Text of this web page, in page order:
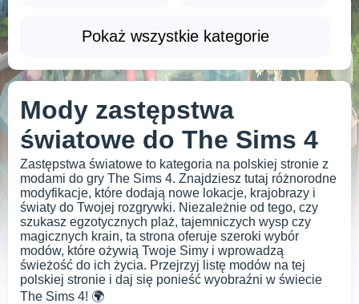
Pokaż wszystkie kategorie
Mody zastępstwa
światowe do The Sims 4
Zastępstwa światowe to kategoria na polskiej stronie z
modami do gry The Sims 4. Znajdziesz tutaj różnorodne
modyfikacje, które dodają nowe lokacje, krajobrazy i
światy do Twojej rozgrywki. Niezależnie od tego, czy
szukasz egzotycznych plaż, tajemniczych wysp czy
magicznych krain, ta strona oferuje szeroki wybór
modów, które ożywią Twoje Simy i wprowadzą
świeżość do ich życia. Przejrzyj listę modów na tej
polskiej stronie i daj się ponieść wyobraźni w świecie
The Sims 4! 🌍